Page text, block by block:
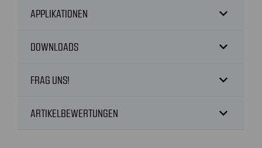
APPLIKATIONEN expand_more
DOWNLOADS expand_more
FRAG UNS! expand_more
ARTIKELBEWERTUNGEN expand_more